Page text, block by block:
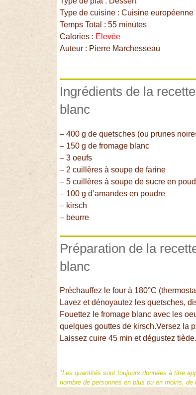
Type de cuisine : Cuisine européenne
Temps Total : 55 minutes
Calories : Elevée
Auteur : Pierre Marchesseau
Ingrédients de la
blanc
– 400 g de quetsches (ou prunes
– 150 g de fromage blanc
– 3 oeufs
– 2 cuillères à soupe de farine
– 5 cuillères à soupe de sucre en
– 100 g d’amandes en poudre
– kirsch
– beurre
Préparation de la
blanc
Préchauffez le four à 180°C
Lavez et dénoyautez les quetsches,
Fouettez le fromage blanc avec les
quelques gouttes de kirsch.Versez la
Laissez cuire 45 min et dégustez tiède.
*Les quantités sont toujours données à titre
nombre de personnes en plus ou en moins,